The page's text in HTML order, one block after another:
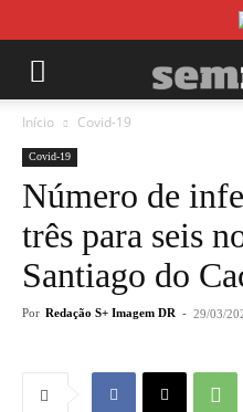
Início Covid-19
Covid-19
Número de
três para seis
Santiago do
Por Redação S+ Imagem DR - 29/03/